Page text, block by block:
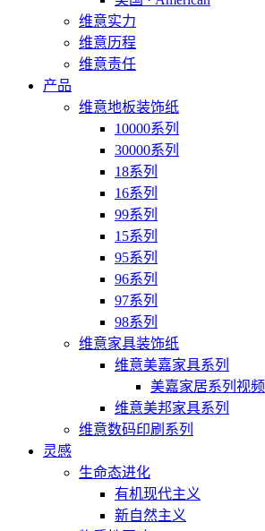
维意实力
维意历程
维意责任
产品
维意地板装饰纸
10000系列
30000系列
18系列
16系列
99系列
15系列
95系列
96系列
97系列
98系列
维意家具装饰纸
维意美嘉家具系列
美嘉家居系列视频
维意美邦家具系列
维意数码印刷系列
灵感
生命态进化
有机现代主义
新自然主义